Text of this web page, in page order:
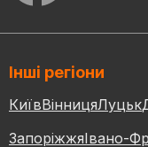
Інші регіони
КиївВінницяЛуцьк
ЗапоріжжяІвано-